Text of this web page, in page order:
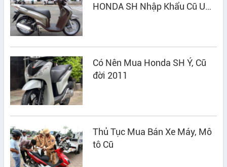
HONDA SH Nhập Khẩu Cũ UY
Có Nên Mua Honda SH Ý, Cũ
đời 2011
Thủ Tục Mua Bán Xe Máy, Mô
tô Cũ